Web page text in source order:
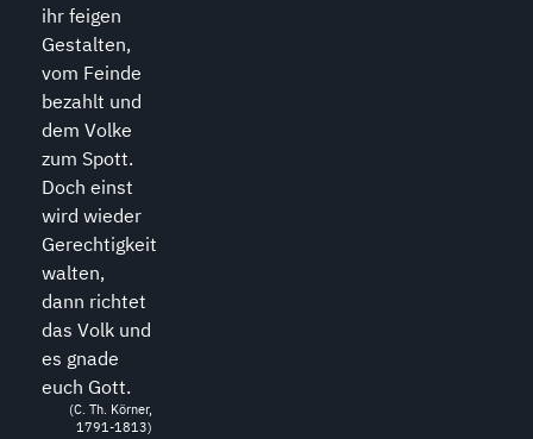
ihr feigen
Gestalten,
vom Feinde
bezahlt und
dem Volke
zum Spott.
Doch einst
wird wieder
Gerechtigkeit
walten,
dann richtet
das Volk und
es gnade
euch Gott.
(C. Th. Körner,
1791-1813)